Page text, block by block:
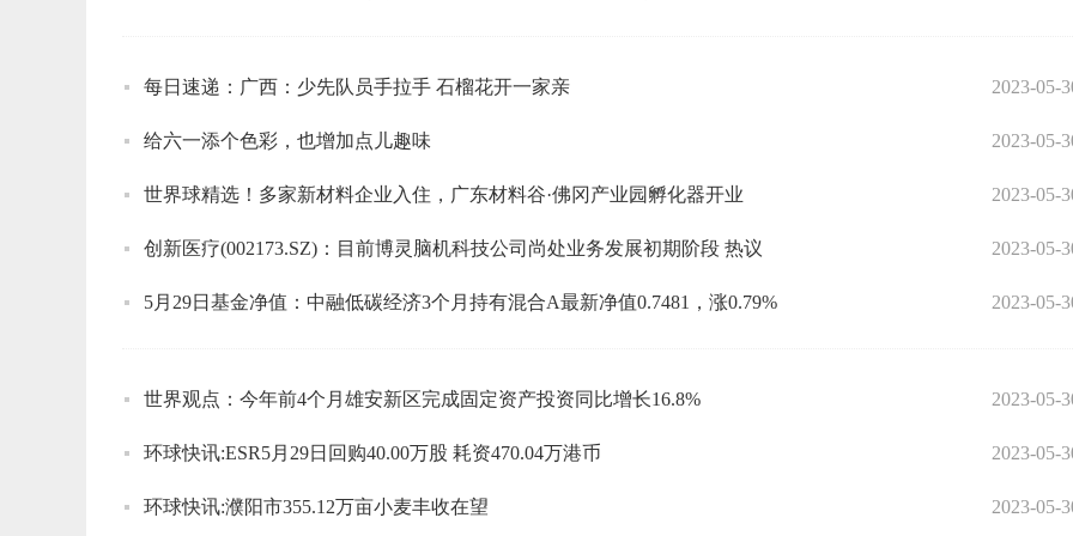
每日速递：广西：少先队员手拉手 石榴花开一家亲 2023-05-
给六一添个色彩，也增加点儿趣味 2023-05-
世界球精选！多家新材料企业入住，广东材料谷·佛冈产业园孵化器开业 2023-05-
创新医疗(002173.SZ)：目前博灵脑机科技公司尚处业务发展初期阶段 热议 2023-05-
5月29日基金净值：中融低碳经济3个月持有混合A最新净值0.7481，涨0.79% 2023-05-
世界观点：今年前4个月雄安新区完成固定资产投资同比增长16.8% 2023-05-
环球快讯:ESR5月29日回购40.00万股 耗资470.04万港币 2023-05-
环球快讯:濮阳市355.12万亩小麦丰收在望 2023-05-